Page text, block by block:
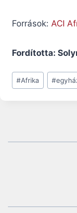
Források: ACI
Fordította:
Post
Tags:
#Afrika #